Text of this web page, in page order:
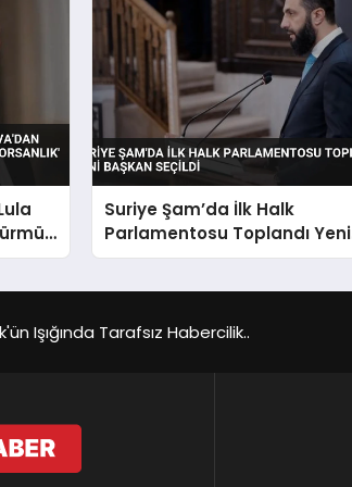
Suriye Şam’da İlk Halk
Parlamentosu Toplandı Yeni
Başkan Seçildi
Işığında Tarafsız Habercilik..